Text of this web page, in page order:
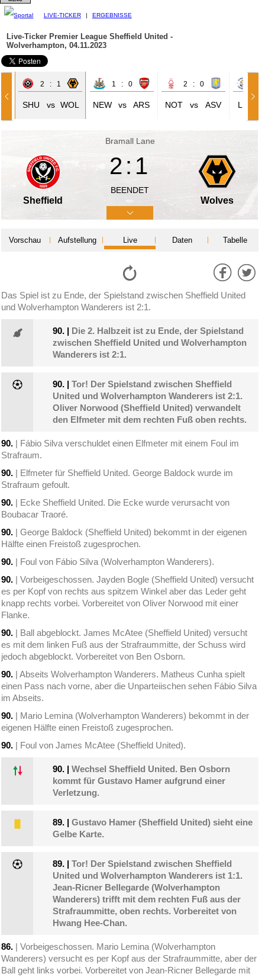
LIVE-TICKER | ERGEBNISSE
Live-Ticker Premier League Sheffield United -
Wolverhampton, 04.11.2023
2 : 1
SHU vs WOL
1 : 0
NEW vs ARS
2 : 0
NOT vs ASV LNT
Bramall Lane
Sheffield
2:1
BEENDET
Wolves
Vorschau Aufstellung Live Daten Tabelle
Das Spiel ist zu Ende, der Spielstand zwischen Sheffield United
und Wolverhampton Wanderers ist 2:1.
90. | Die 2. Halbzeit ist zu Ende, der Spielstand
zwischen Sheffield United und Wolverhampton
Wanderers ist 2:1.
90. |Tor! Der Spielstand zwischen Sheffield
United und Wolverhampton Wanderers ist 2:1.
Oliver Norwood (Sheffield United) verwandelt
den Elfmeter mit dem rechten Fuß oben rechts.
90. | Fábio Silva verschuldet einen Elfmeter mit einem Foul im
Strafraum.
90. | Elfmeter für Sheffield United. George Baldock wurde im
Strafraum gefoult.
90. | Ecke Sheffield United. Die Ecke wurde verursacht von
Boubacar Traoré.
90. | George Baldock (Sheffield United) bekommt in der eigenen
Hälfte einen Freistoß zugesprochen.
90. | Foul von Fábio Silva (Wolverhampton Wanderers).
90. | Vorbeigeschossen. Jayden Bogle (Sheffield United) versucht
es per Kopf von rechts aus spitzem Winkel aber das Leder geht
knapp rechts vorbei. Vorbereitet von Oliver Norwood mit einer
Flanke.
90. | Ball abgeblockt. James McAtee (Sheffield United) versucht
es mit dem linken Fuß aus der Strafraummitte, der Schuss wird
jedoch abgeblockt. Vorbereitet von Ben Osborn.
90. | Abseits Wolverhampton Wanderers. Matheus Cunha spielt
einen Pass nach vorne, aber die Unparteiischen sehen Fábio Silva
im Abseits.
90. | Mario Lemina (Wolverhampton Wanderers) bekommt in der
eigenen Hälfte einen Freistoß zugesprochen.
90. | Foul von James McAtee (Sheffield United).
90. |Wechsel Sheffield United. Ben Osborn
kommt für Gustavo Hamer aufgrund einer
Verletzung.
89. |Gustavo Hamer (Sheffield United) sieht eine
Gelbe Karte.
89. |Tor! Der Spielstand zwischen Sheffield
United und Wolverhampton Wanderers ist 1:1.
Jean-Ricner Bellegarde (Wolverhampton
Wanderers) trifft mit dem rechten Fuß aus der
Strafraummitte, oben rechts. Vorbereitet von
Hwang Hee-Chan.
86. | Vorbeigeschossen. Mario Lemina (Wolverhampton
Wanderers) versucht es per Kopf aus der Strafraummitte, aber der
Ball geht links vorbei. Vorbereitet von Jean-Ricner Bellegarde mit